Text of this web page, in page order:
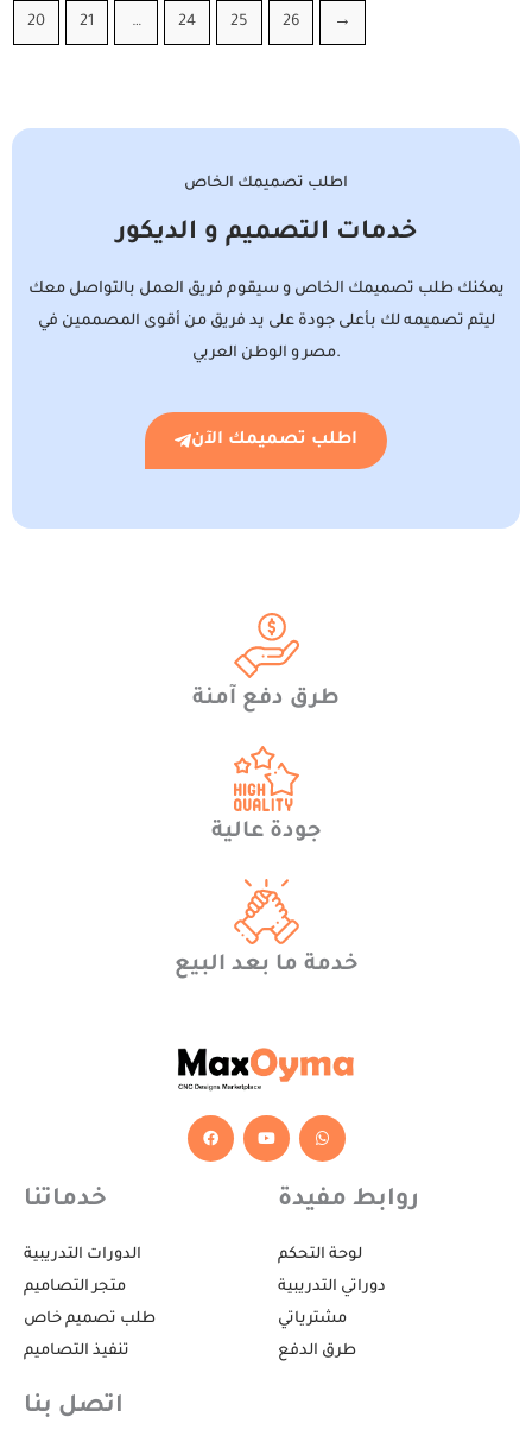
20 21 … 24 25 26 →
اطلب تصميمك الخاص
خدمات التصميم و الديكور
يمكنك طلب تصميمك الخاص و سيقوم فريق العمل بالتواصل معك
ليتم تصميمه لك بأعلى جودة على يد فريق من أقوى المصممين في
مصر و الوطن العربي.
اطلب تصميمك الآن
طرق دفع آمنة
جودة عالية
خدمة ما بعد البيع
F
a
Y
o
W
h
a
خدماتنا
الدورات التدريبية
متجر التصاميم
طلب تصميم خاص
تنفيذ التصاميم
روابط مفيدة
لوحة التحكم
دوراتي التدريبية
مشترياتي
طرق الدفع
اتصل بنا